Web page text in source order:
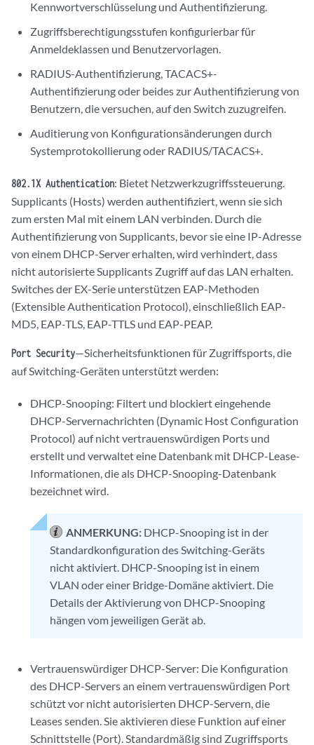
Kennwortverschlüsselung und Authentifizierung.
Zugriffsberechtigungsstufen konfigurierbar für
Anmeldeklassen und Benutzervorlagen.
RADIUS-Authentifizierung, TACACS+-
Authentifizierung oder beides zur Authentifizierung von
Benutzern, die versuchen, auf den Switch zuzugreifen.
Auditierung von Konfigurationsänderungen durch
Systemprotokollierung oder RADIUS/TACACS+.
802.1X Authentication: Bietet Netzwerkzugriffssteuerung.
Supplicants (Hosts) werden authentifiziert, wenn sie sich
zum ersten Mal mit einem LAN verbinden. Durch die
Authentifizierung von Supplicants, bevor sie eine IP-Adresse
von einem DHCP-Server erhalten, wird verhindert, dass
nicht autorisierte Supplicants Zugriff auf das LAN erhalten.
Switches der EX-Serie unterstützen EAP-Methoden
(Extensible Authentication Protocol), einschließlich EAP-
MD5, EAP-TLS, EAP-TTLS und EAP-PEAP.
Port Security—Sicherheitsfunktionen für Zugriffsports, die
auf Switching-Geräten unterstützt werden:
DHCP-Snooping: Filtert und blockiert eingehende
DHCP-Servernachrichten (Dynamic Host Configuration
Protocol) auf nicht vertrauenswürdigen Ports und
erstellt und verwaltet eine Datenbank mit DHCP-Lease-
Informationen, die als DHCP-Snooping-Datenbank
bezeichnet wird.
ANMERKUNG: DHCP-Snooping ist in der
Standardkonfiguration des Switching-Geräts
nicht aktiviert. DHCP-Snooping ist in einem
VLAN oder einer Bridge-Domäne aktiviert. Die
Details der Aktivierung von DHCP-Snooping
hängen vom jeweiligen Gerät ab.
Vertrauenswürdiger DHCP-Server: Die Konfiguration
des DHCP-Servers an einem vertrauenswürdigen Port
schützt vor nicht autorisierten DHCP-Servern, die
Leases senden. Sie aktivieren diese Funktion auf einer
Schnittstelle (Port). Standardmäßig sind Zugriffsports